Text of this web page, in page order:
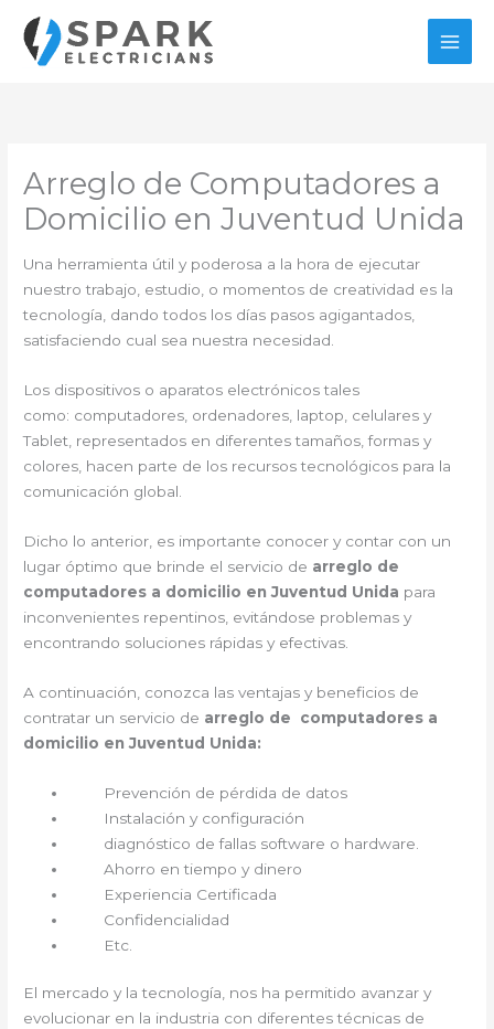
contenido
Arreglo de Computadores a
Domicilio en Juventud Unida
Una herramienta útil y poderosa a la hora de ejecutar
nuestro trabajo, estudio, o momentos de creatividad es la
tecnología, dando todos los días pasos agigantados,
satisfaciendo cual sea nuestra necesidad.
Los dispositivos o aparatos electrónicos tales
como: computadores, ordenadores, laptop, celulares y
Tablet, representados en diferentes tamaños, formas y
colores, hacen parte de los recursos tecnológicos para la
comunicación global.
Dicho lo anterior, es importante conocer y contar con un
lugar óptimo que brinde el servicio de arreglo de
computadores a domicilio en Juventud Unida para
inconvenientes repentinos, evitándose problemas y
encontrando soluciones rápidas y efectivas.
A continuación, conozca las ventajas y beneficios de
contratar un servicio de arreglo de computadores a
domicilio en Juventud Unida:
Prevención de pérdida de datos
Instalación y configuración
diagnóstico de fallas software o hardware.
Ahorro en tiempo y dinero
Experiencia Certificada
Confidencialidad
Etc.
El mercado y la tecnología, nos ha permitido avanzar y
evolucionar en la industria con diferentes técnicas de